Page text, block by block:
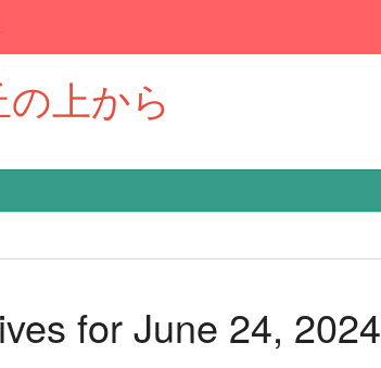
上から
for June 24, 2024